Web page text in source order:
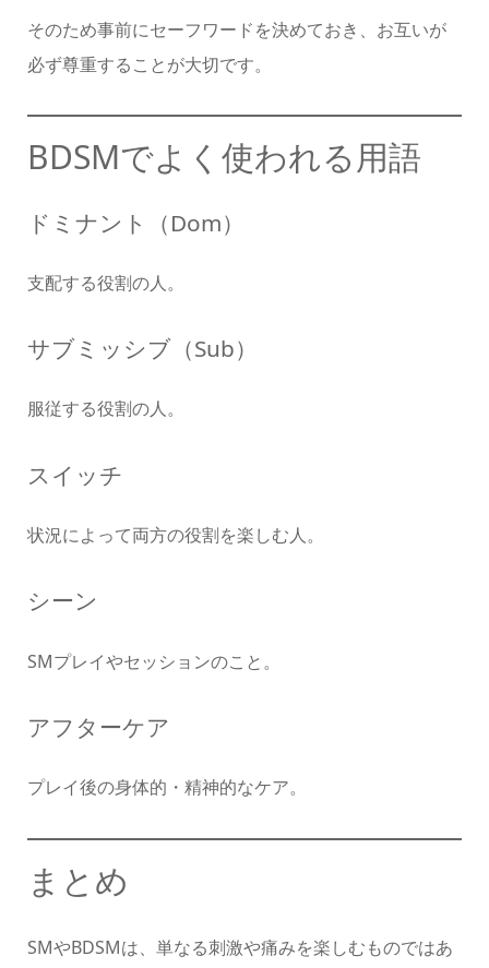
そのため事前にセーフワードを決めておき、お互いが
必ず尊重することが大切です。
BDSMでよく使われる用語
ドミナント（Dom）
支配する役割の人。
サブミッシブ（Sub）
服従する役割の人。
スイッチ
状況によって両方の役割を楽しむ人。
シーン
SMプレイやセッションのこと。
アフターケア
プレイ後の身体的・精神的なケア。
まとめ
SMやBDSMは、単なる刺激や痛みを楽しむものではあ